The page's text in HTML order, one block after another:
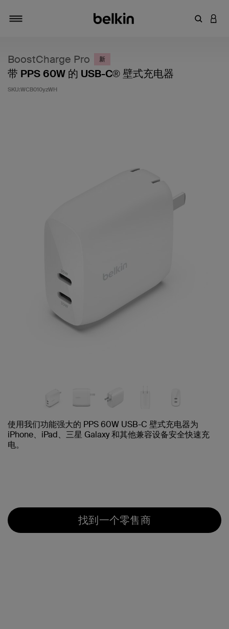
输入关键
登录
BoostCharge Pro 新
带 PPS 60W 的 USB-C® 壁式充电器
SKU:WCB010yzWH
使用我们功能强大的 PPS 60W USB-C 壁式充电器为
iPhone、iPad、三星 Galaxy 和其他兼容设备安全快速充
电。
找到一个零售商